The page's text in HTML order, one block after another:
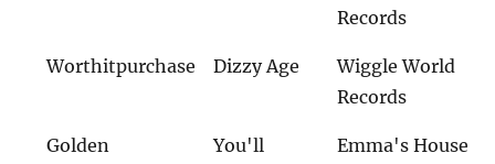
Records
Worthitpurchase Dizzy Age
Wiggle World
Records
Golden
You'll
Emma's House